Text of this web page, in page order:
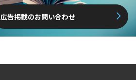
広告掲載のお問い合わせ